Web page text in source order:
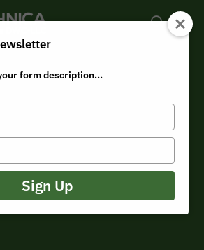
form description...
Sign Up